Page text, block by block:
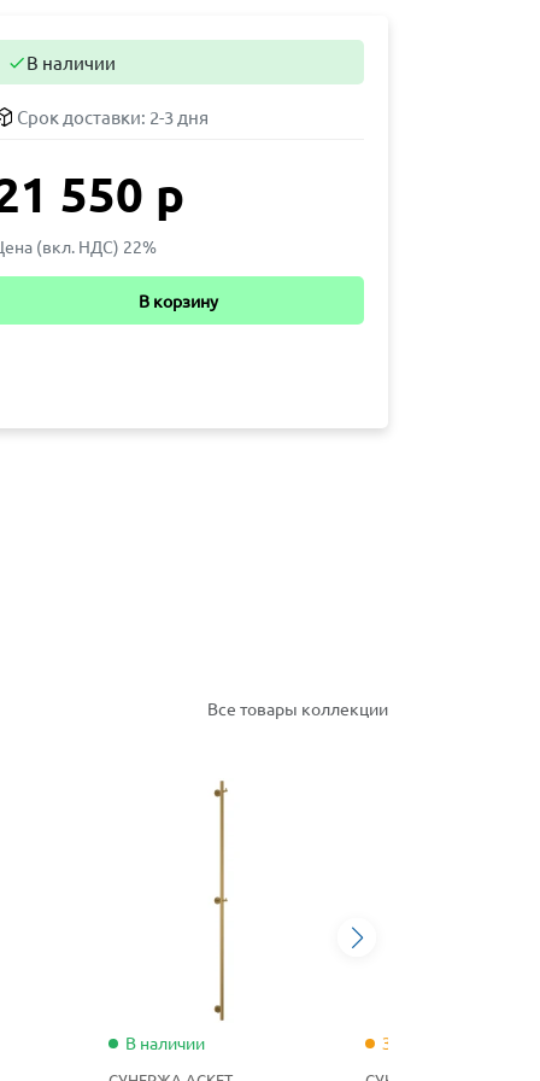
В наличии
Срок доставки: 2-3 дня
550 р
(вкл. НДС) 22%
В корзину
Все товары коллекции
В наличии Заканчивается